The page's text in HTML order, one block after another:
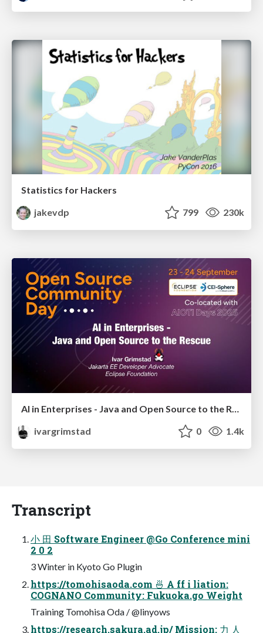
Statistics for Hackers
jakevdp
799 230k
ivargrimstad
0 1.4k
Transcript
小 田 Software Engineer @Go Conference mini
2 0 2
3 Winter in Kyoto Go Plugin
https://tomohisaoda.com 🍜 A ff i liation:
COGNANO Community: Fukuoka.go Weight
Training Tomohisa Oda / @linyows
https://research.sakura.ad.jp/ Mission: 力 人